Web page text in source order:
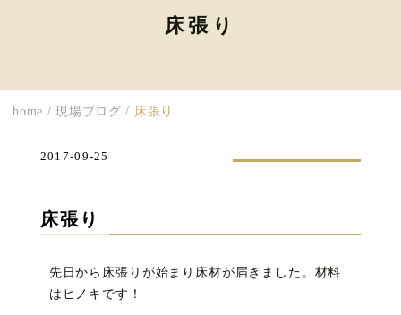
床張り
home /現場ブログ / 床張り
床張り
2017-09-25
先日から床張りが始まり床材が届きました。材料
はヒノキです！